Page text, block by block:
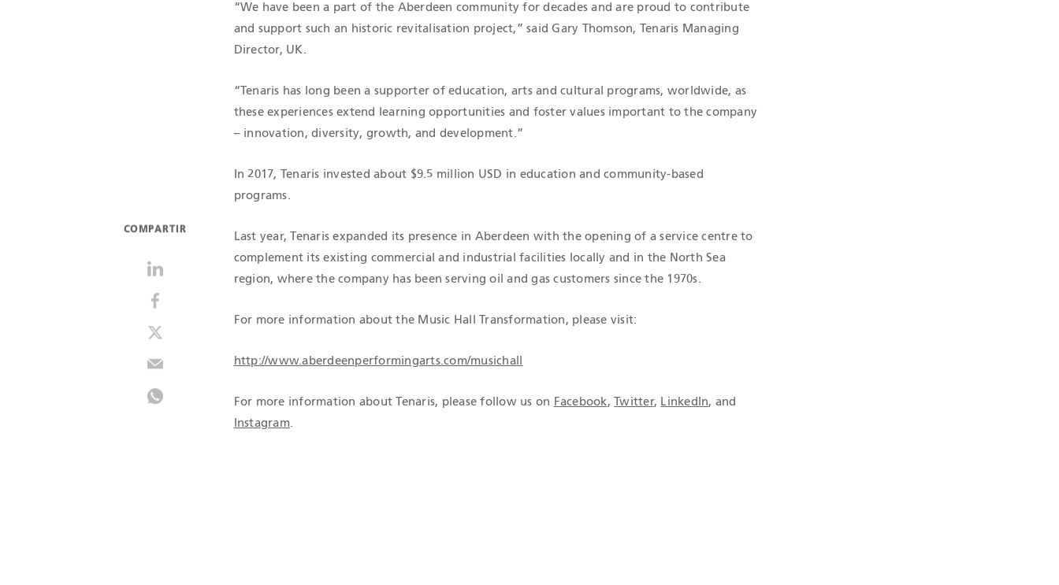
COMPARTIR
“We have been a part of the Aberdeen community for decades and are proud to contribute
and support such an historic revitalisation project,” said Gary Thomson, Tenaris Managing
Director, UK.
“Tenaris has long been a supporter of education, arts and cultural programs, worldwide, as
these experiences extend learning opportunities and foster values important to the company
– innovation, diversity, growth, and development.”
In 2017, Tenaris invested about $9.5 million USD in education and community-based
programs.
Last year, Tenaris expanded its presence in Aberdeen with the opening of a service centre to
complement its existing commercial and industrial facilities locally and in the North Sea
region, where the company has been serving oil and gas customers since the 1970s.
For more information about the Music Hall Transformation, please visit:
http://www.aberdeenperformingarts.com/musichall
For more information about Tenaris, please follow us on Facebook, Twitter, LinkedIn, and
Instagram.